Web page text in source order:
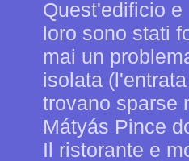
Quest'edificio
loro sono stati
mai un
isolata
trovano sparse
Mátyás Pince
Il ristorante e